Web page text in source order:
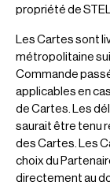
propriété de
Les Cartes sont
métropolitaine
Commande
applicables en
de Cartes. Les
saurait être tenu
des Cartes. Les
choix du
directement au